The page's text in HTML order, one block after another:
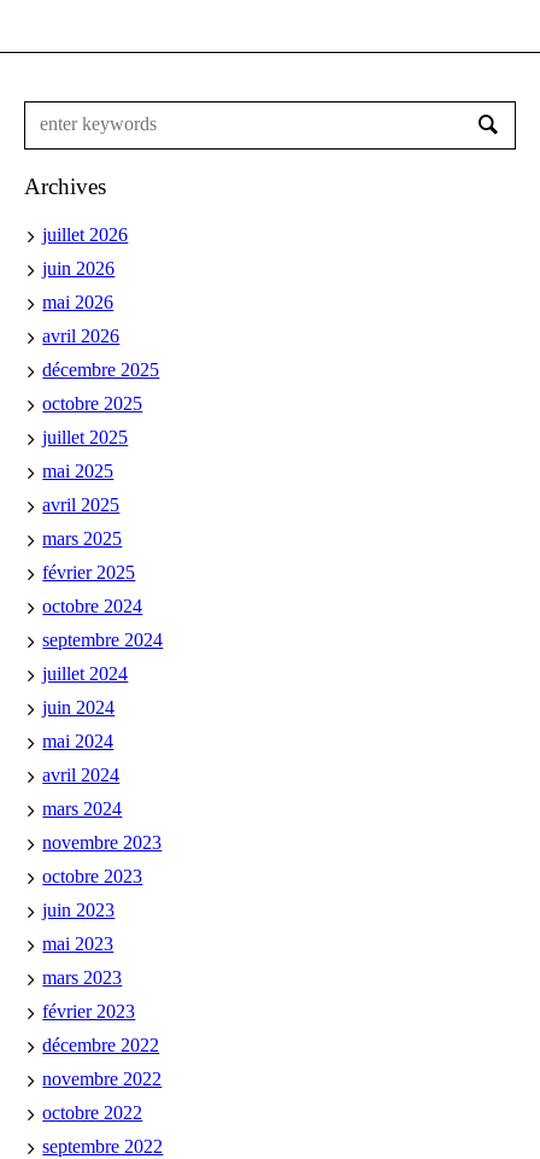
Archives
juillet 2026
juin 2026
mai 2026
avril 2026
décembre 2025
octobre 2025
juillet 2025
mai 2025
avril 2025
mars 2025
février 2025
octobre 2024
septembre 2024
juillet 2024
juin 2024
mai 2024
avril 2024
mars 2024
novembre 2023
octobre 2023
juin 2023
mai 2023
mars 2023
février 2023
décembre 2022
novembre 2022
octobre 2022
septembre 2022